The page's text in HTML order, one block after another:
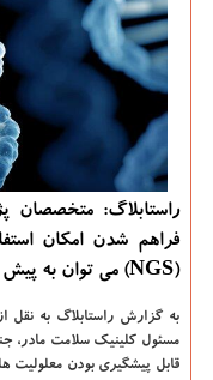
راستابلاگ: متخصصان
فراهم شدن امكان
(NGS) می توان به پیش گیری از معلولیت های ژنتیكی پرداخت.
به گزارش راستابلاگ به نقل
مسئول كلینیك سلامت مادر،
قابل پیشگیری بودن معلولیت